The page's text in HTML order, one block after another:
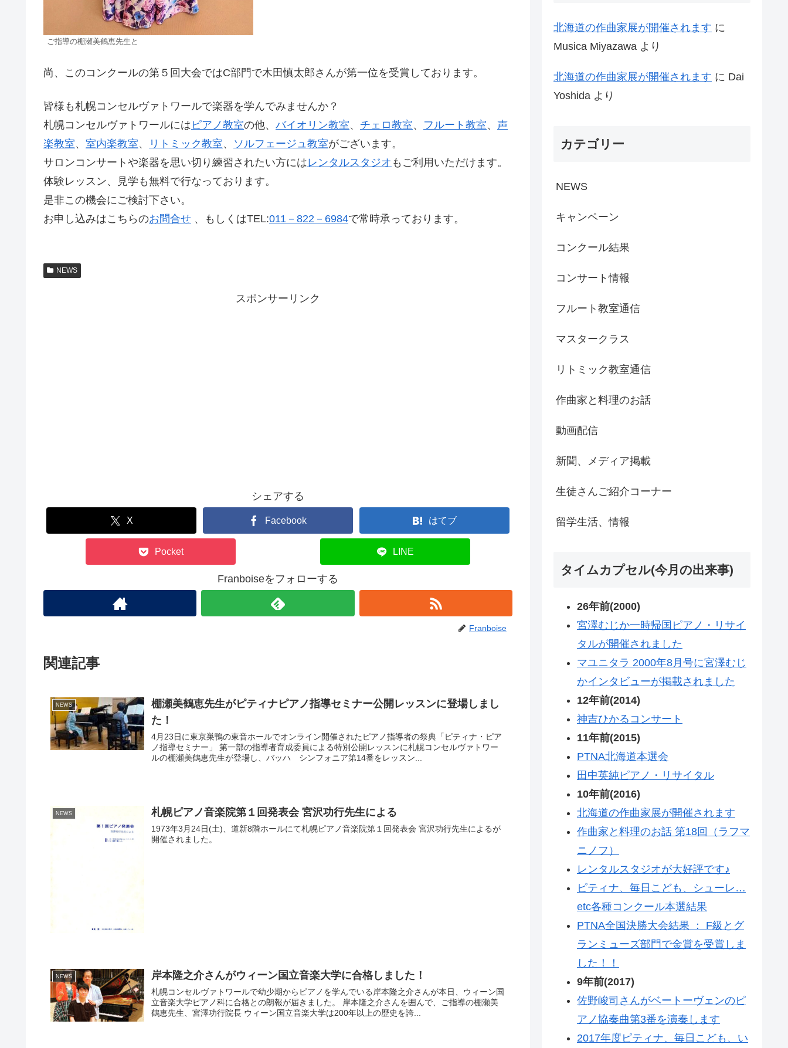
ご指導の棚瀬美鶴恵先生と
尚、このコンクールの第５回大会ではC部門で木田慎太郎さんが第一位を受賞しております。
皆様も札幌コンセルヴァトワールで楽器を学んでみませんか？
札幌コンセルヴァトワールには ピアノ教室の他、 バイオリン教室、 チェロ教室、 フルート教室、 声
楽教室、 室内楽教室、 リトミック教室、 ソルフェージュ教室がございます。
サロンコンサートや楽器を思い切り練習されたい方にはレンタルスタジオ もご利用いただけます。
体験レッスン、見学も無料で行なっております。
是非この機会にご検討下さい。
お申し込みはこちらのお問合せ 、もしくはTEL:011－822－6984で常時承っております。
NEWS
スポンサーリンク
シェアする
X Facebook はてブ
Pocket LINE
Franboiseをフォローする
Franboise
関連記事
NEWS
棚瀬美鶴恵先生がピティナピアノ指導セミナー公開レッスンに登場しまし
た！
4月23日に東京巣鴨の東音ホールでオンライン開催されたピアノ指導者の祭典「ピティナ・ピア
ノ指導セミナー」 第一部の指導者育成委員による特別公開レッスンに札幌コンセルヴァトワー
ルの棚瀬美鶴恵先生が登場し、バッハ シンフォニア第14番をレッスン...
NEWS 札幌ピアノ音楽院第１回発表会 宮沢功行先生による
1973年3月24日(土)、道新8階ホールにて札幌ピアノ音楽院第１回発表会 宮沢功行先生によるが
開催されました。
NEWS 岸本隆之介さんがウィーン国立音楽大学に合格しました！
札幌コンセルヴァトワールで幼少期からピアノを学んでいる岸本隆之介さんが本日、ウィーン国
立音楽大学ピアノ科に合格との朗報が届きました。 岸本隆之介さんを囲んで、ご指導の棚瀬美
鶴恵先生、宮澤功行院長 ウィーン国立音楽大学は200年以上の歴史を誇...
北海道の作曲家展が開催されます に
Musica Miyazawa より
北海道の作曲家展が開催されます に Dai
Yoshida より
カテゴリー
NEWS
キャンペーン
コンクール結果
コンサート情報
フルート教室通信
マスタークラス
リトミック教室通信
作曲家と料理のお話
動画配信
新聞、メディア掲載
生徒さんご紹介コーナー
留学生活、情報
タイムカプセル(今月の出来事)
26年前(2000)
宮澤むじか一時帰国ピアノ・リサイ
タルが開催されました
マユニタラ 2000年8月号に宮澤むじ
かインタビューが掲載されました
12年前(2014)
神吉ひかるコンサート
11年前(2015)
PTNA北海道本選会
田中英純ピアノ・リサイタル
10年前(2016)
北海道の作曲家展が開催されます
作曲家と料理のお話 第18回（ラフマ
ニノフ）
レンタルスタジオが大好評です♪
ピティナ、毎日こども、シューレ…
etc各種コンクール本選結果
PTNA全国決勝大会結果 ： F級とグ
ランミューズ部門で金賞を受賞しま
した！！
9年前(2017)
佐野峻司さんがベートーヴェンのピ
アノ協奏曲第3番を演奏します
2017年度ピティナ、毎日こども、い